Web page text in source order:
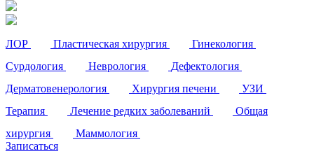
ЛОР Пластическая хирургия
Гинекология
Сурдология
Неврология
Дефектология
Дерматовенерология
Хирургия печени
УЗИ
Терапия
Лечение редких заболеваний
Общая
хирургия
Маммология
Записаться